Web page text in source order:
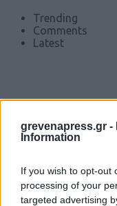
grevenapress.gr -
Information
If you wish to opt-out
processing of your
targeted advertising
Trending
Comments
Latest
Περιφέρεια
προγραμματική
4 Αυγούστου 2026